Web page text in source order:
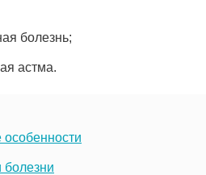
болезнь;
астма.
особенности
болезни